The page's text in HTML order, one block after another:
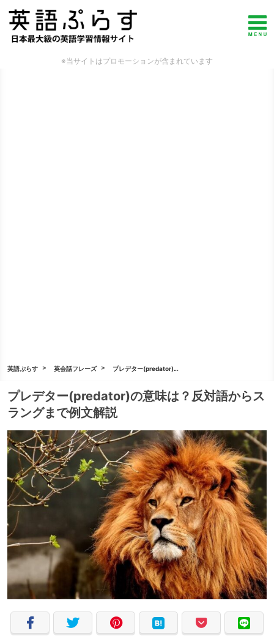
※当サイトはプロモーションが含まれています
英語ぷらす 英会話フレーズ プレデター(predator)...
プレデター(predator)の意味は？反対語からス
ラングまで例文解説